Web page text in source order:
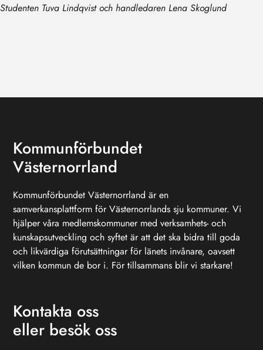
Studenten Tuva Lindqvist och handledaren Lena Skoglund
Kommunförbundet
Västernorrland
Kommunförbundet Västernorrland är en
samverkansplattform för Västernorrlands sju kommuner. Vi
hjälper våra medlemskommuner med verksamhets- och
kunskapsutveckling och syftet är att det ska bidra till goda
och likvärdiga förutsättningar för länets invånare, oavsett
vilken kommun de bor i. För tillsammans blir vi starkare!
Kontakta oss
eller besök oss